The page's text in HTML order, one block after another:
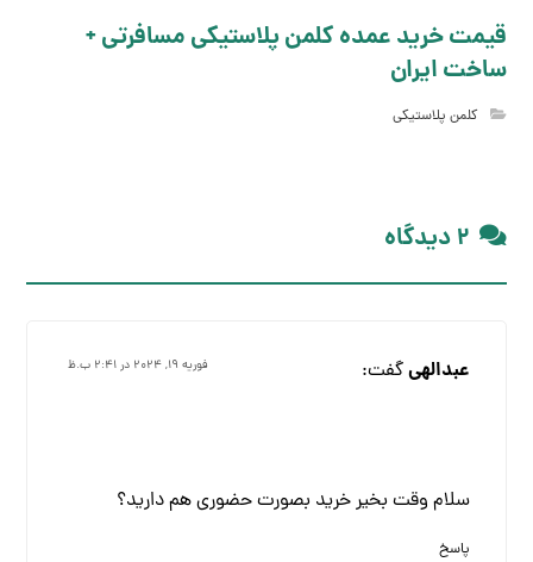
قیمت خرید عمده کلمن پلاستیکی مسافرتی +
ساخت ایران
کلمن پلاستیکی
۲ دیدگاه
عبدالهیگفت: فوریه ۱۹, ۲۰۲۴ در ۲:۴۱ ب.ظ
سلام وقت بخیر خرید بصورت حضوری هم دارید؟
پاسخ